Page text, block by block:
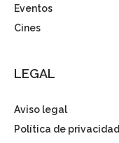
Eventos
Cines
LEGAL
Aviso legal
Política de privacidad